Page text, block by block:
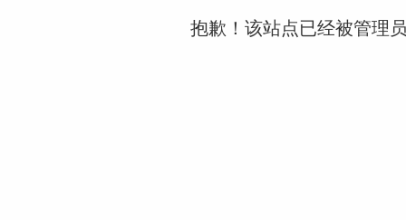
抱歉！该站点已经被管理